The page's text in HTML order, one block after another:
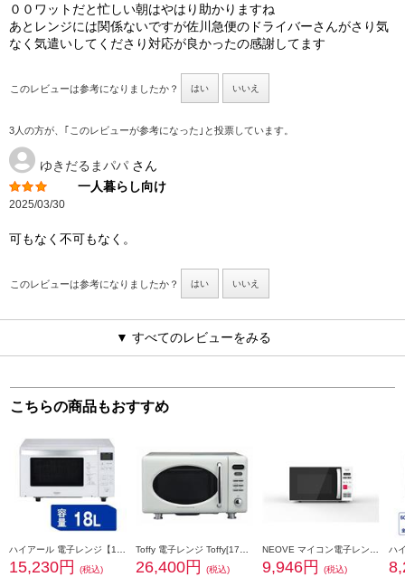
００ワットだと忙しい朝はやはり助かりますね
あとレンジには関係ないですが佐川急便のドライバーさんがさり気
なく気遣いしてくださり対応が良かったの感謝してます
このレビューは参考になりましたか？ はい いいえ
3人の方が、｢このレビューが参考になった｣と投票しています。
ゆきだるまパパ さん
一人暮らし向け
2025/03/30
可もなく不可もなく。
このレビューは参考になりましたか？ はい いいえ
▼ すべてのレビューをみる
こちらの商品もおすすめ
15,230円 (税込) 26,400円
(税込)
9,946円 (税込)